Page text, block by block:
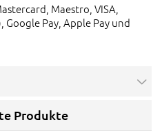
Maestro, VISA,
Google Pay, Apple Pay und
Produkte